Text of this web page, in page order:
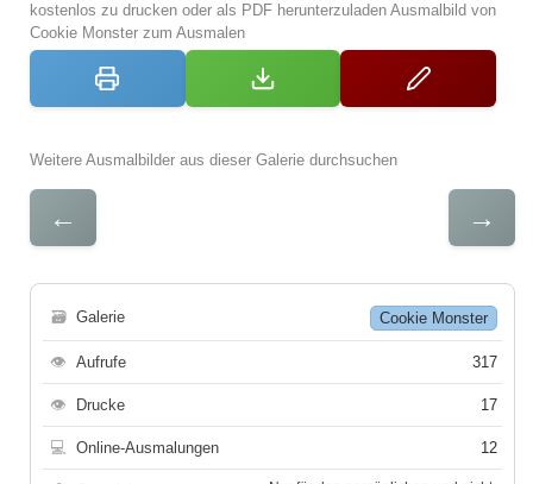
kostenlos zu drucken oder als PDF herunterzuladen Ausmalbild von
Cookie Monster zum Ausmalen
Weitere Ausmalbilder aus dieser Galerie durchsuchen
← →
🗃 Galerie Cookie Monster
👁 Aufrufe 317
👁 Drucke 17
💻 Online-Ausmalungen 12